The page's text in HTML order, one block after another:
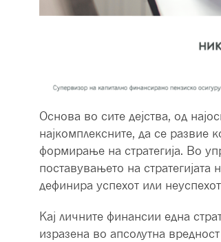
Основа во сите дејства, од
најкомплексните, да се развие
формирање на стратегија. Во
поставувањето на
дефинира успехот или
Кај личните финансии една
изразена во апсолутна